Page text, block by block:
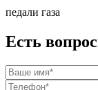
педали газа
Есть